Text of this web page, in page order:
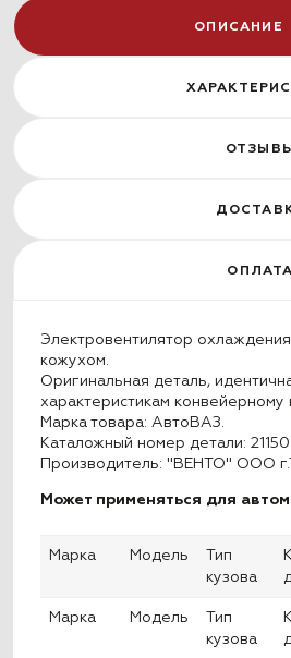
ОПИСАНИЕ
ОТЗЫВЫ
ОПЛАТА
Электровентилятор
кожухом.
Оригинальная деталь,
характеристикам конвейерному
Марка товара: АвтоВАЗ.
Каталожный номер детали:
Производитель: "ВЕНТО" OOO
Может применяться для
Марка Модель
Тип
кузова
Марка Модель
Тип
кузова